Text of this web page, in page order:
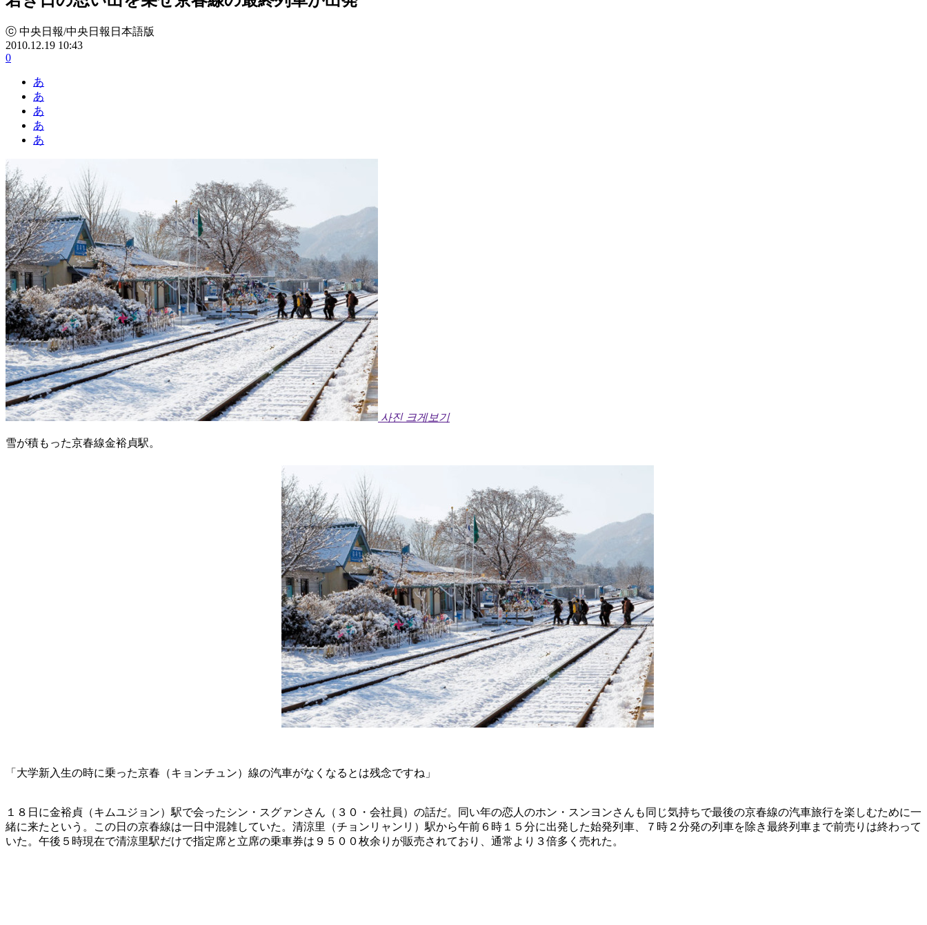
ⓒ 中央日報/中央日報日本語版
2010.12.19 10:43
0
あ
あ
あ
あ
あ
사진 크게보기
雪が積もった京春線金裕貞駅。
「大学新入生の時に乗った京春（キョンチュン）線の汽車がなくなるとは残念ですね」
１８日に金裕貞（キムユジョン）駅で会ったシン・スグァンさん（３０・会社員）の話だ。同い年の恋人のホン・スンヨンさんも同じ気持ちで最後の京春線の汽車旅行を楽しむために一
緒に来たという。この日の京春線は一日中混雑していた。清涼里（チョンリャンリ）駅から午前６時１５分に出発した始発列車、７時２分発の列車を除き最終列車まで前売りは終わって
いた。午後５時現在で清涼里駅だけで指定席と立席の乗車券は９５００枚余りが販売されており、通常より３倍多く売れた。